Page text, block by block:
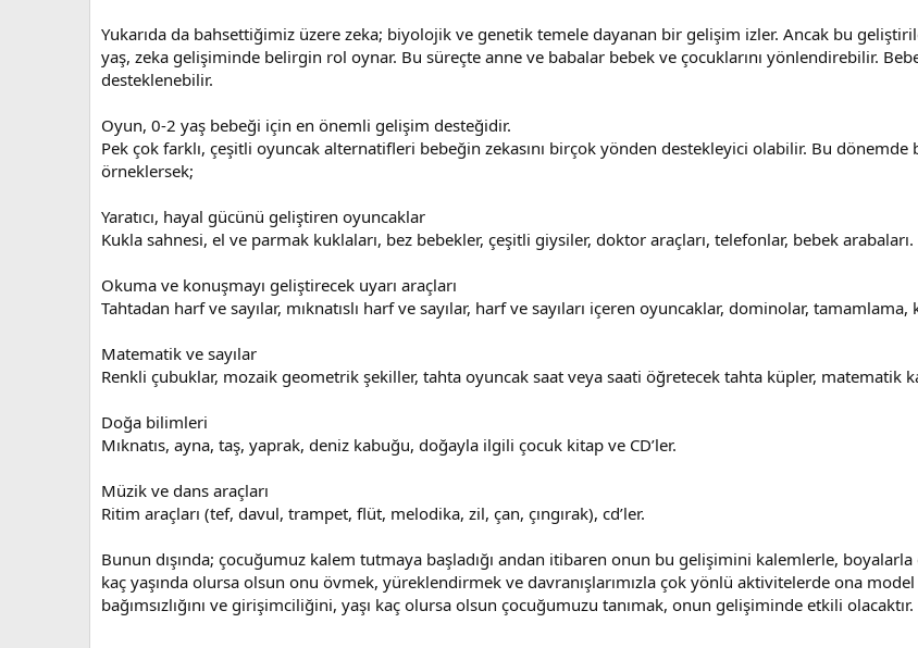
Yukarıda da bahsettiğimiz üzere zeka; biyolojik ve genetik temele dayanan bir gelişim izler. Ancak bu
yaş, zeka gelişiminde belirgin rol oynar. Bu süreçte anne ve babalar bebek ve çocuklarını yönlendirebilir.
desteklenebilir.
Oyun, 0-2 yaş bebeği için en önemli gelişim desteğidir.
Pek çok farklı, çeşitli oyuncak alternatifleri bebeğin zekasını birçok yönden destekleyici olabilir. Bu
örneklersek;
Yaratıcı, hayal gücünü geliştiren oyuncaklar
Kukla sahnesi, el ve parmak kuklaları, bez bebekler, çeşitli giysiler, doktor araçları, telefonlar, bebek arabaları.
Okuma ve konuşmayı geliştirecek uyarı araçları
Tahtadan harf ve sayılar, mıknatıslı harf ve sayılar, harf ve sayıları içeren oyuncaklar, dominolar, tamamlama,
Matematik ve sayılar
Renkli çubuklar, mozaik geometrik şekiller, tahta oyuncak saat veya saati öğretecek tahta küpler, matematik
Doğa bilimleri
Mıknatıs, ayna, taş, yaprak, deniz kabuğu, doğayla ilgili çocuk kitap ve CD’ler.
Müzik ve dans araçları
Ritim araçları (tef, davul, trampet, flüt, melodika, zil, çan, çıngırak), cd’ler.
Bunun dışında; çocuğumuz kalem tutmaya başladığı andan itibaren onun bu gelişimini kalemlerle,
kaç yaşında olursa olsun onu övmek, yüreklendirmek ve davranışlarımızla çok yönlü aktivitelerde ona
bağımsızlığını ve girişimciliğini, yaşı kaç olursa olsun çocuğumuzu tanımak, onun gelişiminde etkili olacaktır.